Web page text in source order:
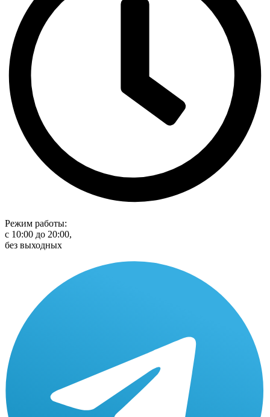
Режим работы:
с 10:00 до 20:00,
без выходных